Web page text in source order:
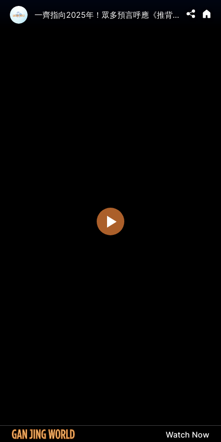
一齊指向2025年！眾多預言呼應《推背圖》大地震來了？英國帕克、日本預言家、美國先知凱西、星象家⋯⋯描述世界和中國⋯⋯太驚悚了！｜ #未解之謎
Watch Now